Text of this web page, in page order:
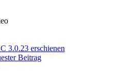
3.0.23 erschienen
Beitrag